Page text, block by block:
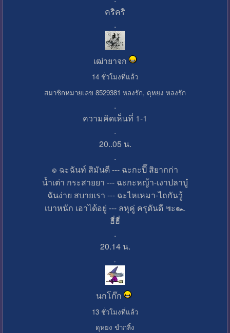
คริคริ
.
เฒ่ายาจก
14 ชั่วโมงที่แล้ว
สมาชิกหมายเลข 8529381 หลงรัก, ดุหยง หลงรัก
.
ความคิดเห็นที่ 1-1
.
20..05 น.
.
๏ ฉะฉันท์ สิมันดี --- ฉะกะปี๊ สิยากก่า
น้ำเต่า กระสายยา --- ฉะกะหญ้า-เงาปลาบู๋
ฉันง่าย สบายเรา --- ฉะไหเหมา-ไถกันวู้
เบาหนัก เอาได้อยู่ --- ลหุคู่ ครุดันดี ๚ะ๛
ฮี่ฮี่
.
20.14 น.
.
นกโก๊ก
13 ชั่วโมงที่แล้ว
ดุหยง ขำกลิ้ง